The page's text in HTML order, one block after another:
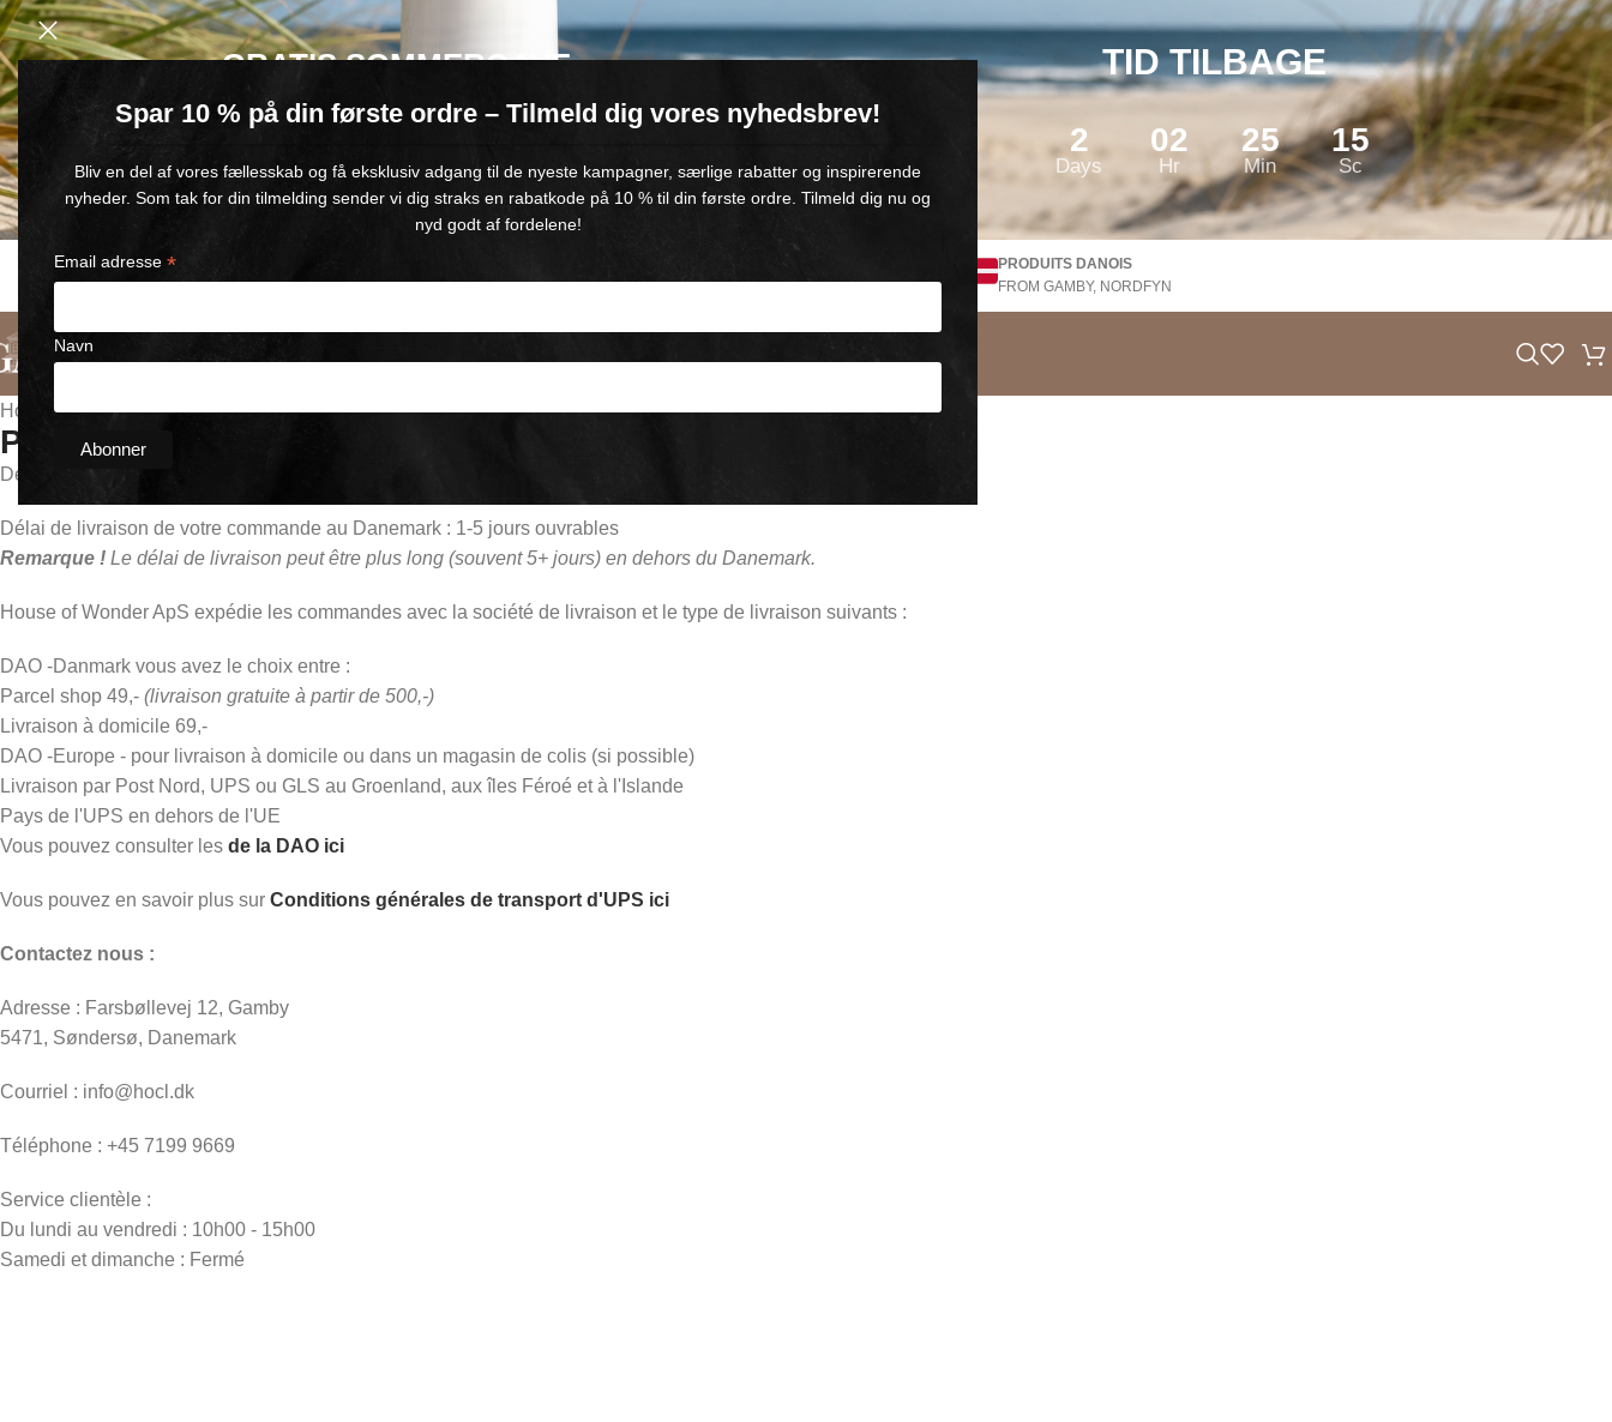
Spar 10 % på din første ordre – Tilmeld dig vores nyhedsbrev!
Bliv en del af vores fællesskab og få eksklusiv adgang til de nyeste kampagner, særlige rabatter og inspirerende
nyheder. Som tak for din tilmelding sender vi dig straks en rabatkode på 10 % til din første ordre. Tilmeld dig nu og
nyd godt af fordelene!
Email adresse *
Navn
GRATIS SOMMERGAVE
Køb for min. 600 kr.
– og få en GRATIS Blue Wonder Kropspleje Roll-on med 💙
🎁 Gælder til og med d. 9. august
TID TILBAGE
2
Days
02
Hr
25
Min
15
Sc
LIVRAISON RAPIDE
1-5 JOURS OUVRABLES
V. Achat de +500,-
PRODUITS DANOIS
FROM GAMBY, NORDFYN
Home /Politique d’expédition
Politique d'expédition
Délai de traitement : 1-3
Délai de livraison de votre commande au Danemark : 1-5 jours ouvrables
Remarque ! Le délai de livraison peut être plus long (souvent 5+ jours) en dehors du Danemark.
House of Wonder ApS expédie les commandes avec la société de livraison et le type de livraison suivants :
DAO -Danmark vous avez le choix entre :
Parcel shop 49,- (livraison gratuite à partir de 500,-)
Livraison à domicile 69,-
DAO -Europe - pour livraison à domicile ou dans un magasin de colis (si possible)
Livraison par Post Nord, UPS ou GLS au Groenland, aux îles Féroé et à l'Islande
Pays de l'UPS en dehors de l'UE
Vous pouvez consulter les de la DAO ici
Vous pouvez en savoir plus sur Conditions générales de transport d'UPS ici
Contactez nous :
Adresse : Farsbøllevej 12, Gamby
5471, Søndersø, Danemark
Courriel : info@hocl.dk
Téléphone : +45 7199 9669
Service clientèle :
Du lundi au vendredi : 10h00 - 15h00
Samedi et dimanche : Fermé